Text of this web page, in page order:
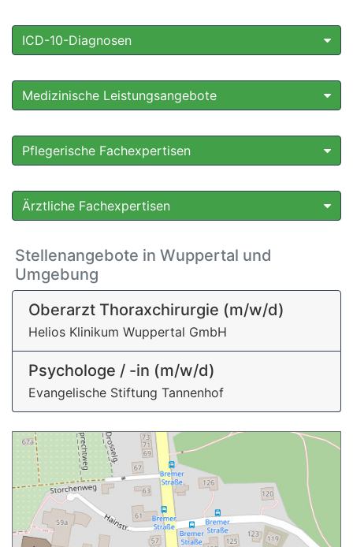
ICD-10-Diagnosen
Medizinische Leistungsangebote
Pflegerische Fachexpertisen
Ärztliche Fachexpertisen
Stellenangebote in Wuppertal und
Umgebung
Oberarzt Thoraxchirurgie (m/w/d)
Helios Klinikum Wuppertal GmbH
Psychologe / -in (m/w/d)
Evangelische Stiftung Tannenhof